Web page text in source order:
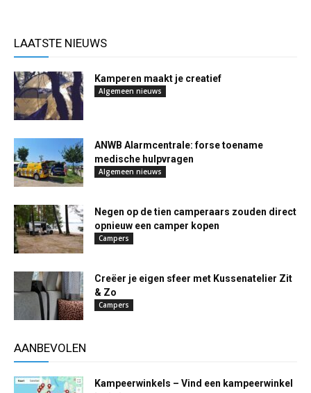
LAATSTE NIEUWS
Kamperen maakt je creatief
Algemeen nieuws
ANWB Alarmcentrale: forse toename
medische hulpvragen
Algemeen nieuws
Negen op de tien camperaars zouden direct
opnieuw een camper kopen
Campers
Creëer je eigen sfeer met Kussenatelier Zit
& Zo
Campers
AANBEVOLEN
Kampeerwinkels – Vind een kampeerwinkel